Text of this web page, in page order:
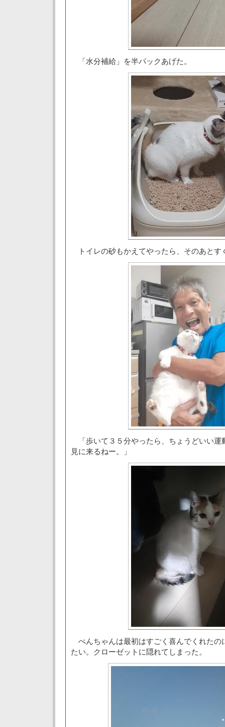
「水分補給」を半パックあげた。
トイレの砂もかえてやったら、そのあとす
「歩いて３５分やったら、ちょうどいい運
見に来るねー。」
ぺんちゃんは最初はすごく喜んでくれたの
たい。クローゼットに隠れてしまった。